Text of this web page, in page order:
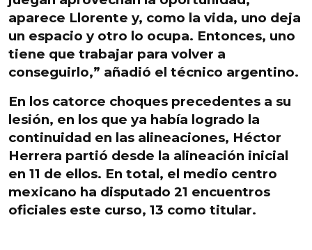
aparece Llorente y, como la vida, uno deja
un espacio y otro lo ocupa. Entonces, uno
tiene que trabajar para volver a
conseguirlo,” añadió el técnico argentino.
En los catorce choques precedentes a su
lesión, en los que ya había logrado la
continuidad en las alineaciones, Héctor
Herrera partió desde la alineación inicial
en 11 de ellos. En total, el medio centro
mexicano ha disputado 21 encuentros
oficiales este curso, 13 como titular.